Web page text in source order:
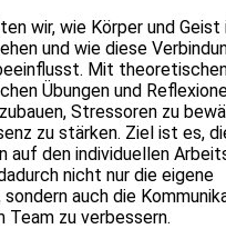
wir, wie Körper und Geist
und wie diese
Mit
Übungen und
Stressoren zu
zu stärken. Ziel ist es,
auf den individuellen
nicht nur die eigene
auch die
Team zu verbessern.